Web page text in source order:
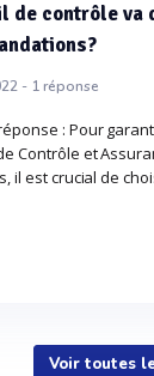
de contrôle va
- 1réponse
: Pour
Contrôle et
il est crucial de
Voir toutes